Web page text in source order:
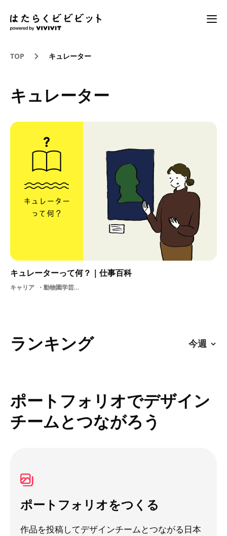
TOP キュレーター
キュレーター
キュレーターって何？｜仕事百科
キャリア 動物園学芸員学芸員資格展示植物館科学館博物館キュレーター
ランキング
ポートフォリオでデザイン
チームとつながろう
ポートフォリオをつくる
作品を投稿してデザインチームとつながる日本